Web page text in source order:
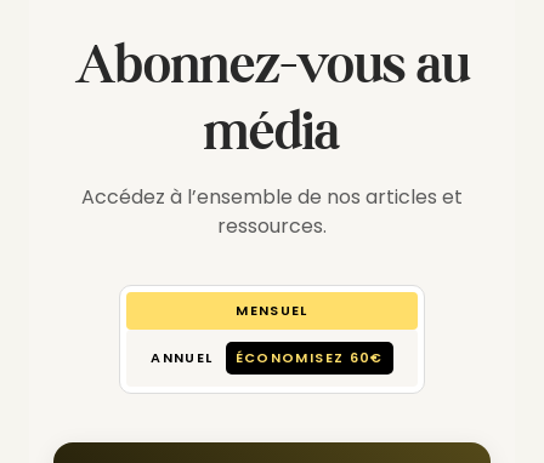
Abonnez-vous au
média
Accédez à l’ensemble de nos articles et
ressources.
MENSUEL
ANNUEL ÉCONOMISEZ 60€